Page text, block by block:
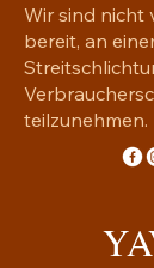
Wir sind
bereit, an
teilzunehmen.